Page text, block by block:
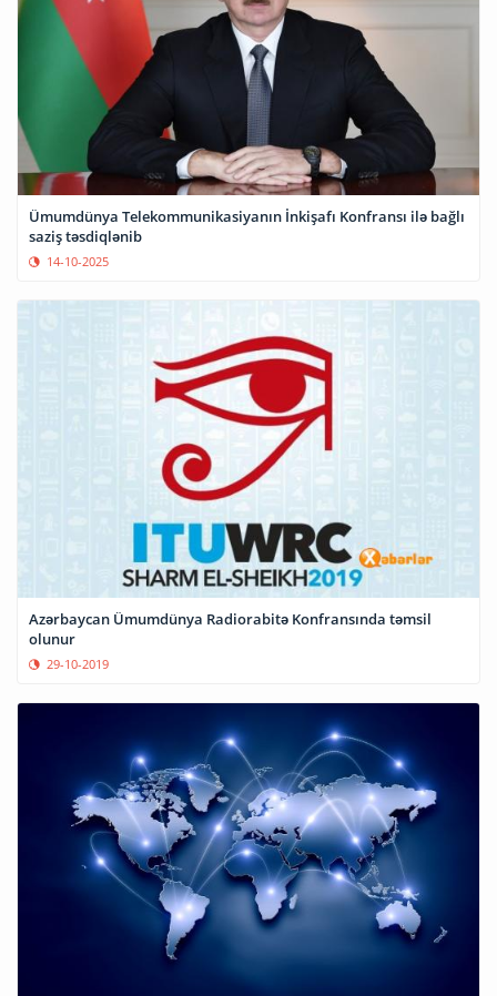
Ümumdünya Telekommunikasiyanın İnkişafı Konfransı ilə bağlı
saziş təsdiqlənib
14-10-2025
Azərbaycan Ümumdünya Radiorabitə Konfransında təmsil
olunur
29-10-2019